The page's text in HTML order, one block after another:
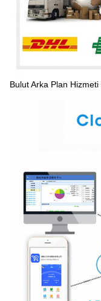
Bulut Arka Plan Hizmeti